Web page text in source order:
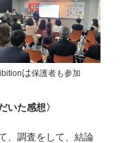
は保護者も参加
いた感想〉
、調査をして、結論